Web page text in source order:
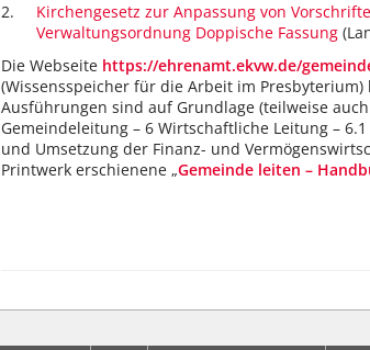
Kirchengesetz zur Anpassung von
Verwaltungsordnung Doppische Fassung
Die Webseite https://ehrenamt.ekvw.de/
(Wissensspeicher für die Arbeit im
Ausführungen sind auf Grundlage (teilweise
Gemeindeleitung – 6 Wirtschaftliche Leitung –
und Umsetzung der Finanz- und
Printwerk erschienene „Gemeinde leiten –